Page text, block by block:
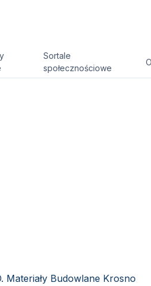
Sortale
społecznościowe
Materiały Budowlane Krosno